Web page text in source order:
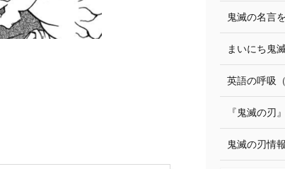
鬼滅の名言
まいにち鬼
英語の呼吸
『鬼滅の刃
鬼滅の刃情報